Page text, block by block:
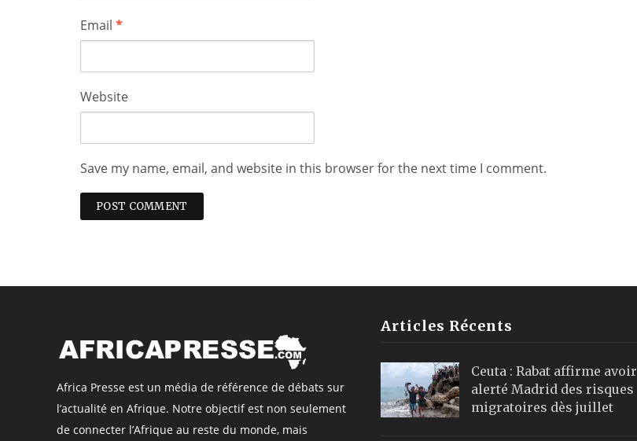
Email *
Website
Save my name, email, and website in this browser for the next time I comment.
Africa Presse est un média de référence de débats sur
l’actualité en Afrique. Notre objectif est non seulement
de connecter l’Afrique au reste du monde, mais
Articles Récents
Ceuta : Rabat affirme avoir
alerté Madrid des risques
migratoires dès juillet